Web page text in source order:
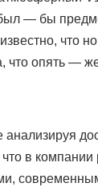
— бы
что
что опять —
в компании